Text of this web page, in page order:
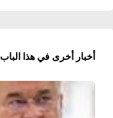
أخبار أخرى في هذا الباب